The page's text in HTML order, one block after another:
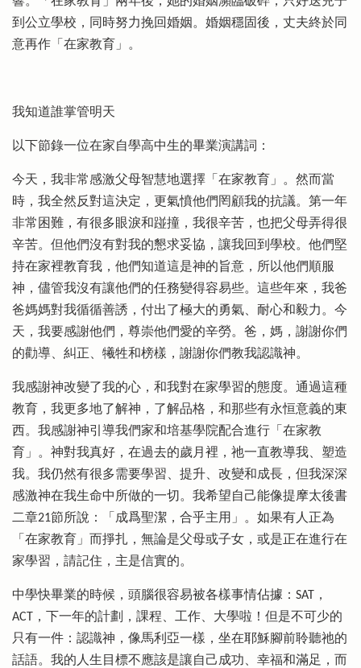
到公立學校，同時努力挽回婚姻。婚姻穩固後，丈夫終於同
意再作「在家教育」。
我知道誰掌管明天
以下節錄一位在家自學高中生的畢業演講詞：
今天，我非常感激父母智慧地選擇「在家教育」。然而當
時，我全然反對這決定，更氣憤他們罔顧我的抗議。第一年
非常困難，有很多眼淚和踫撞，我很辛苦，也把父母弄得很
辛苦。但他們沒有對我的懇求妥協，讓我回到學校。他們堅
持在家裡教育我，他們知道這是神的旨意，所以他們順服
神，儘管我沒有讓他們的任務變得容易些。這些年來，我爸
爸媽媽對我循循善誘，付出了極大的勇氣、耐心和毅力。今
天，我要感謝他們，尊崇他們愛的辛勞。爸，媽，謝謝你們
的勸導、糾正、犧牲和榜樣，謝謝你們教我認識神。
我感謝神改變了我的心，和我對在家學習的態度。通過這種
教育，我更多地了解神，了解品格，和那些有永恒意義的東
西。我感謝神引導我們家和培基學院配合進行「在家教
育」。神對我真好，在過去的歲月裡，祂一直教導我、塑造
我。我仍然有很多需要學習、提升、改變和成長，但我深深
感激神在我生命中所做的一切。我希望自己能像提摩太後書
二章21節所說：「成爲聖潔，合乎主用」。如果有人正為
「在家教育」而掙扎，無論是父母或子女，或是正在進行在
家學習，請記住，主是信實的。
中學快畢業的時候，頭腦很容易被各樣事情佔據：SAT，
ACT，下一年的計劃，課程、工作、大學啦！但是不可少的
只有一件：認識神，像馬利亞一樣，坐在耶穌腳前聆聽祂的
話語。我的人生目標不應該是讓自己成功、幸福和滿足，而